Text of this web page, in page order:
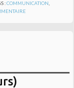
:COMMUNICATION